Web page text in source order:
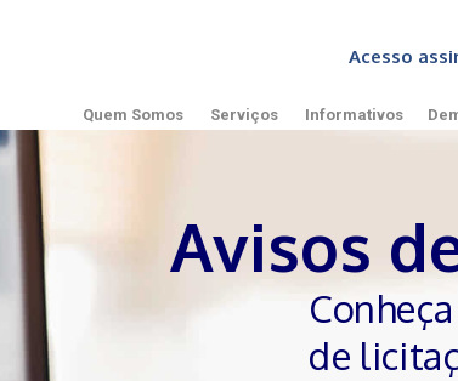
Acesso
Quem Somos Serviços Informativos
Avisos
de